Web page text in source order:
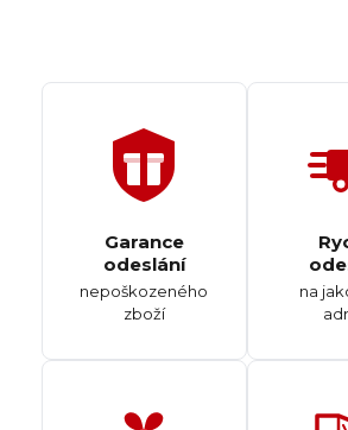
Garance
odeslání
nepoškozeného
zboží
na